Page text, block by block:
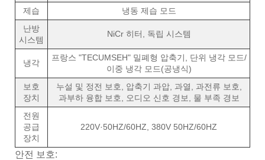
제습
냉동 제습 모드
난방
시스템
NiCr 히터, 독립 시스템
냉각
프랑스 "TECUMSEH" 밀폐형 압축기, 단위 냉각 모드/
이중 냉각 모드(공냉식)
보호
장치
누설 및 정전 보호, 압축기 과압, 과열, 과전류 보호,
과부하 융합 보호, 오디오 신호 경보, 물 부족 경보
전원
공급
장치
220V·50HZ/60HZ, 380V 50HZ/60HZ
안전 보호: